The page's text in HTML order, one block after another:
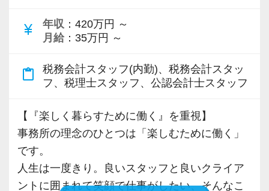
ゼロベースの最寄駅は『水道橋駅』になりま
す！駅からも近く、気軽に出社ができます。
め、とても出社がしやすい職場です。
水道橋が最寄駅なこともあって、ランチには
困りません笑。
◉ 月に1度のランチ会！
ゼロベースでは月1回、みんなでランチを食べ
る日を用意しています。当然ランチ代は事務所
職場ではチャットワークを使用し、気軽に相
談ができる環境を整えています。
◉ 会計ソフトはfreee会計に特化し、場所にとら
ゼロベースは、クラウド会計のfreeeに特化し
てサービスを展開しています。また、お客様か
らの資料や過去の決算書などもクラウドにて保
管しているため、いつでもどこでも閲覧ができ
る体制を整えています（もちろんセキュリティ
currency_yen 年収 ：420万円 ～
月給 ：35万円 ～
content_paste
税務会計スタッフ(内勤)、税務会計スタッ
フ、税理士スタッフ、公認会計士スタッフ
【『楽しく暮らすために働く』を重視】
事務所の理念のひとつは「楽しむために働く」
です。
人生は一度きり。良いスタッフと良いクライア
ントに囲まれて笑顔で仕事がしたい、そんなこ